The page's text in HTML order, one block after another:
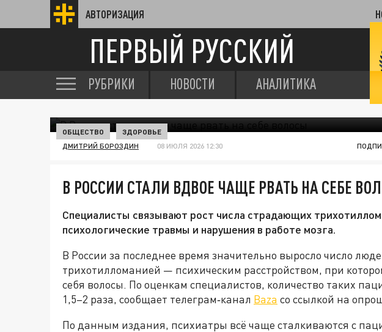
АВТОРИЗАЦИЯ
ПЕРВЫЙ РУССКИЙ
РУБРИКИ НОВОСТИ АНАЛИТИКА
ОБЩЕСТВО ЗДОРОВЬЕ
ДМИТРИЙ БОРОЗДИН 08 ИЮЛЯ 2026 12:30
В РОССИИ СТАЛИ ВДВОЕ ЧАЩЕ РВАТЬ НА СЕБЕ
Специалисты связывают рост числа страдающих
психологические травмы и нарушения в работе мозга.
В России за последнее время значительно выросло число
трихотилломанией — психическим расстройством, при
себя волосы. По оценкам специалистов, количество таких
1,5–2 раза, сообщает телеграм‑канал Baza со ссылкой на
По данным издания, психиатры всё чаще сталкиваются с